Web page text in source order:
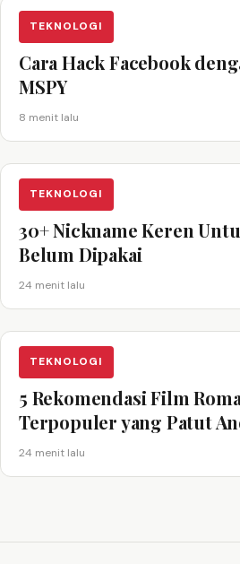
TEKNOLOGI
Cara Hack Facebook
MSPY
8 menit lalu
TEKNOLOGI
30+ Nickname Keren
Belum Dipakai
24 menit lalu
TEKNOLOGI
5 Rekomendasi Film
Terpopuler yang Patut
24 menit lalu